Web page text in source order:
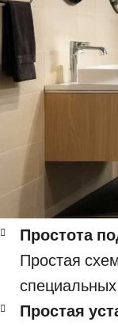
Простота
Простая
Простая